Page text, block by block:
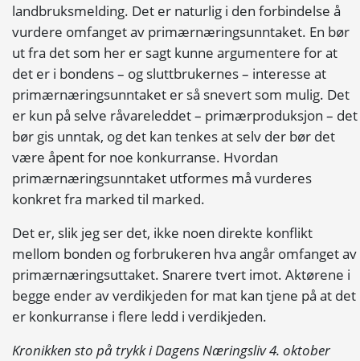
landbruksmelding. Det er naturlig i den forbindelse å
vurdere omfanget av primærnæringsunntaket. En bør
ut fra det som her er sagt kunne argumentere for at
det er i bondens – og sluttbrukernes – interesse at
primærnæringsunntaket er så snevert som mulig. Det
er kun på selve råvareleddet – primærproduksjon – det
bør gis unntak, og det kan tenkes at selv der bør det
være åpent for noe konkurranse. Hvordan
primærnæringsunntaket utformes må vurderes
konkret fra marked til marked.
Det er, slik jeg ser det, ikke noen direkte konflikt
mellom bonden og forbrukeren hva angår omfanget av
primærnæringsuttaket. Snarere tvert imot. Aktørene i
begge ender av verdikjeden for mat kan tjene på at det
er konkurranse i flere ledd i verdikjeden.
Kronikken sto på trykk i Dagens Næringsliv 4. oktober